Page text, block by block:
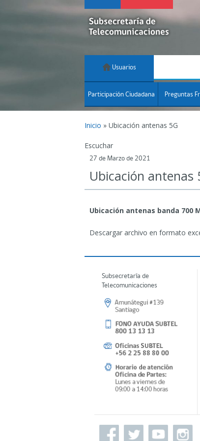
Usuarios
Participación Ciudadana Preguntas
Inicio » Ubicación antenas 5G
Escuchar
27 de Marzo de 2021
Ubicación antenas
Ubicación antenas banda 700
Descargar archivo en formato
Subsecretaría de
Telecomunicaciones